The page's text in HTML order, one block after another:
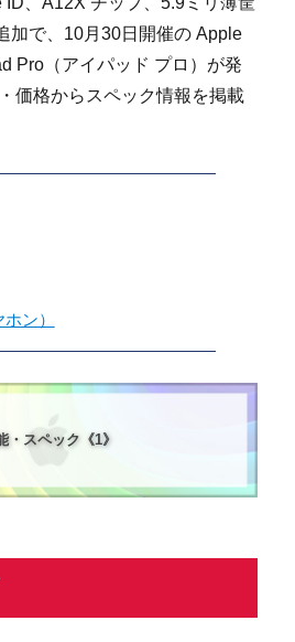
加で、10月30日開催の Apple
Pro（アイパッド プロ）が発
価格からスペック情報を掲載
ン）
・スペック《1》